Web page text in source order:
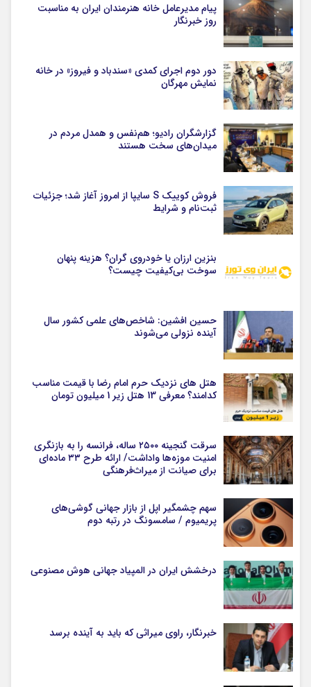
پیام مدیرعامل خانه هنرمندان ایران به مناسبت
روز خبرنگار
دور دوم اجرای کمدی «سندباد و فیروز» در خانه
نمایش مهرگان
گزارشگران رادیو؛ هم‌نفس و همدل مردم در
میدان‌های سخت هستند
فروش کوییک S سایپا از امروز آغاز شد؛ جزئیات
ثبت‌نام و شرایط
بنزین ارزان یا خودروی گران؟ هزینه پنهان
سوخت بی‌کیفیت چیست؟
حسین افشین: شاخص‌های علمی کشور سال
آینده نزولی می‌شوند
هتل های نزدیک حرم امام رضا با قیمت مناسب
کدامند؟ معرفی 13 هتل زیر 1 میلیون تومان
سرقت گنجینه ۲۵۰۰ ساله، فرانسه را به بازنگری
امنیت موزه‌ها واداشت/ ارائه طرح ۳۳ ماده‌ای
برای صیانت از میراث‌فرهنگی
سهم چشمگیر اپل از بازار جهانی گوشی‌های
پریمیوم / سامسونگ در رتبه دوم
درخشش ایران در المپیاد جهانی هوش مصنوعی
خبرنگار، راوی میراثی که باید به آینده برسد